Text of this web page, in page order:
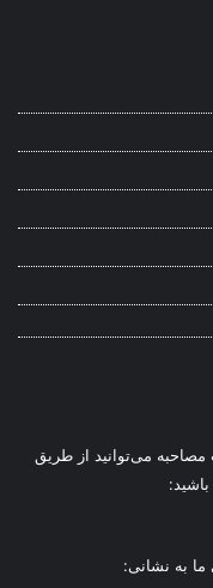
می‌توانید از طریق
به نشانی: